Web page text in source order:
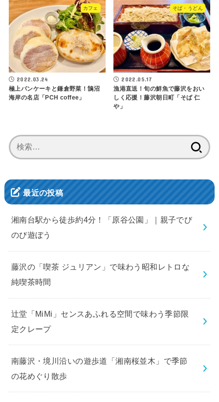
カフェ
2022.03.24
極上パンケーキと鎌倉野菜！鵠沼
海岸の名店「PCH coffee」
そば・うどん
2022.05.17
漁港直送！旬の鮮魚で藤沢をおい
しく応援！藤沢朝日町「そば 仁
や」
索:
最近の投稿
湘南台駅から徒歩約4分！「原谷公園」｜親子でび
のび遊ぼう
藤沢の「喫茶 ジュリアン」で味わう昭和レトロな
純喫茶時間
辻堂「MiMi」センスあふれる空間で味わう季節限
定クレープ
南藤沢・境川沿いの遊歩道「湘南桜並木」で季節
の花めぐり散歩